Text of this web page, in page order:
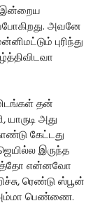
இன்றைய
அவனே
புரிந்து
தன்
அது
கேட்டது
இருந்த
என்னவோ
ரெண்டு ஸ்பூன்
அம்மா பெண்ணை.